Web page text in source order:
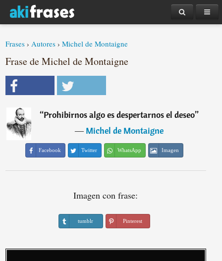
Frases ›Autores ›Michel de Montaigne
Frase de Michel de Montaigne
“Prohibirnos algo es despertarnos el deseo”
―Michel de Montaigne
Facebook Twitter WhatsApp Imagen
Imagen con frase:
tumblr Pinterest